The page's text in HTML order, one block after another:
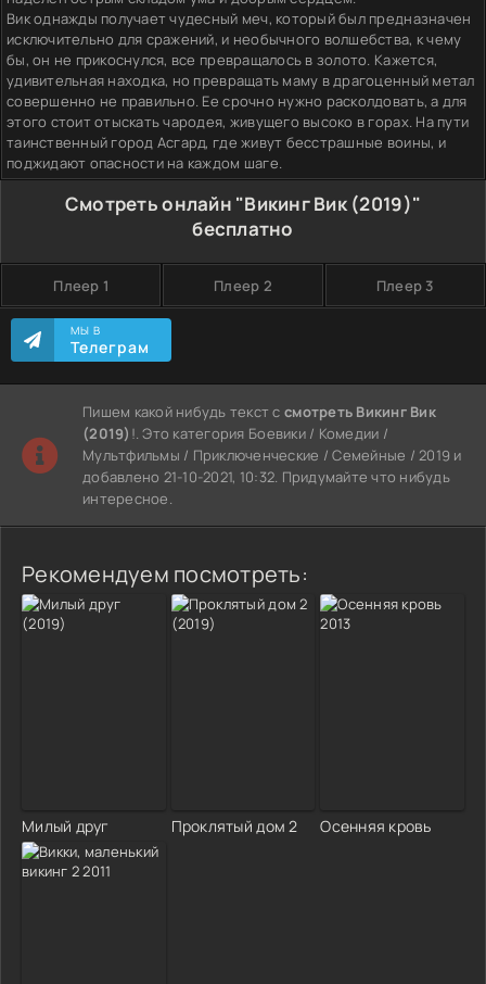
Вик однажды получает чудесный меч, который был предназначен
исключительно для сражений, и необычного волшебства, к чему
бы, он не прикоснулся, все превращалось в золото. Кажется,
удивительная находка, но превращать маму в драгоценный метал
совершенно не правильно. Ее срочно нужно расколдовать, а для
этого стоит отыскать чародея, живущего высоко в горах. На пути
таинственный город Асгард, где живут бесстрашные воины, и
поджидают опасности на каждом шаге.
Смотреть онлайн "Викинг Вик (2019)"
бесплатно
Плеер 1 Плеер 2 Плеер 3
МЫ В
Телеграм
Пишем какой нибудь текст ссмотреть Викинг Вик
(2019) !. Это категория Боевики / Комедии /
Мультфильмы / Приключенческие / Семейные / 2019 и
добавлено 21-10-2021, 10:32. Придумайте что нибудь
интересное.
Рекомендуем посмотреть:
Милый друг Проклятый дом 2 Осенняя кровь